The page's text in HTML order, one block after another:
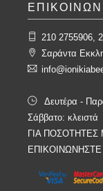
210 2755906,
Σαράντα
Δευτέρα -
Σάββατο: κλειστά
ΓΙΑ